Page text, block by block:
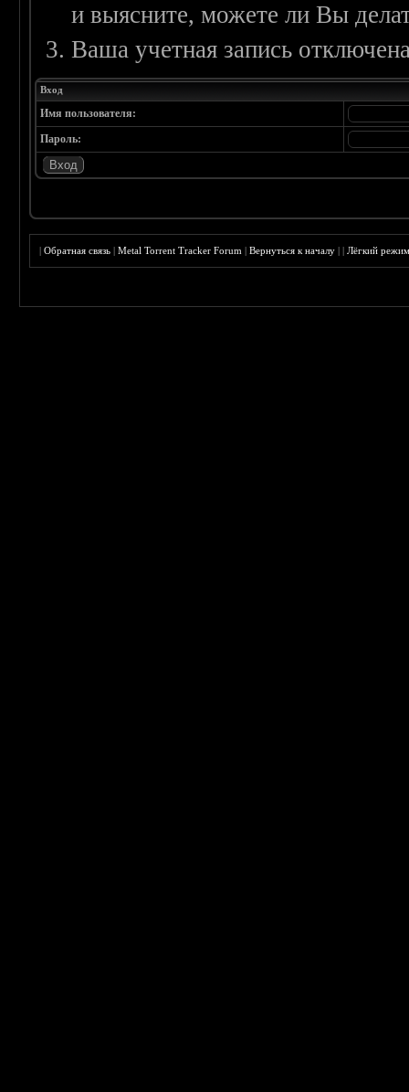
и выясните, можете ли Вы
Ваша учетная запись
Вход
Имя пользователя:
Пароль:
|Обратная связь |Metal Torrent Tracker Forum |Вернуться к началу ||Лёгкий